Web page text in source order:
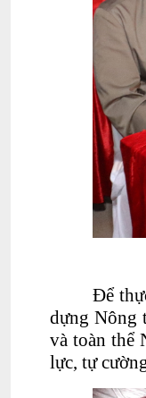
Để
dựng Nông
và toàn thể
lực, tự